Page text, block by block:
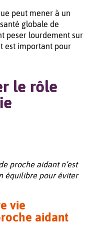
peut mener à un
globale de
peser lourdement sur
est important pour
le rôle
proche aidant n’est
équilibre pour éviter
vie
aidant